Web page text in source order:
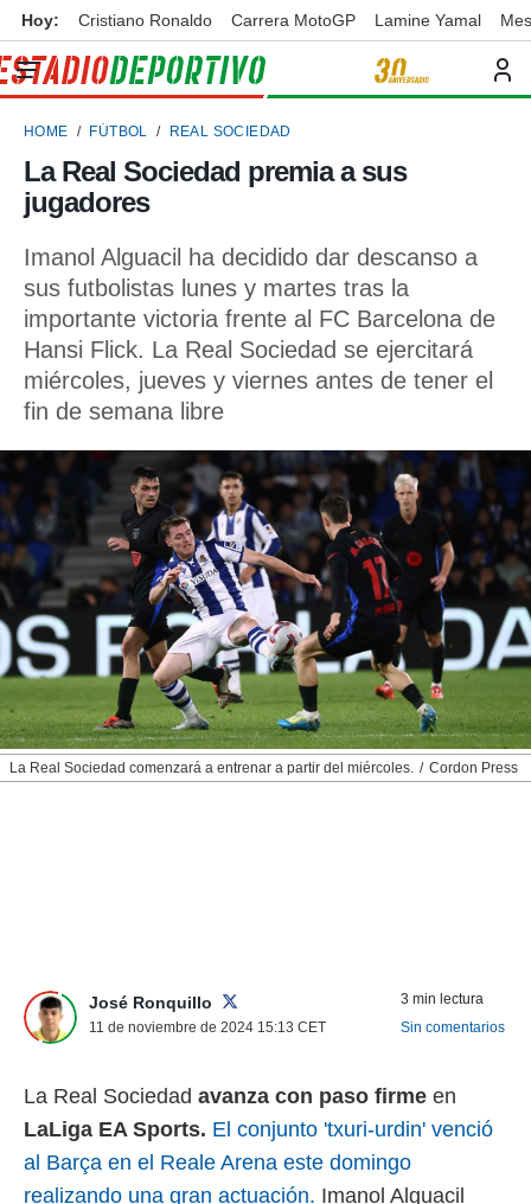
de
por
para
la
calidad.
a este
las
y
forma
basada
permite
seguir
coste.
a la
la
y
más
nuestra
y
ACEPTAR
Y
CONTINUAR
CONFIGURAR
RECHAZAR
Hoy: Cristiano Ronaldo Carrera MotoGP Lamine Yamal
HOME FÚTBOL REAL SOCIEDAD
La Real Sociedad premia a sus
jugadores
Imanol Alguacil ha decidido dar descanso a
sus futbolistas lunes y martes tras la
importante victoria frente al FC Barcelona de
Hansi Flick. La Real Sociedad se ejercitará
miércoles, jueves y viernes antes de tener el
fin de semana libre
La Real Sociedad comenzará a entrenar a partir del miércoles. Cordon Press
José Ronquillo
11 de noviembre de 2024 15:13 CET
3 min lectura
Sin comentarios
La Real Sociedad avanza con paso firme en
LaLiga EA Sports. El conjunto 'txuri-urdin' venció
al Barça en el Reale Arena este domingo
realizando una gran actuación. Imanol Alguacil